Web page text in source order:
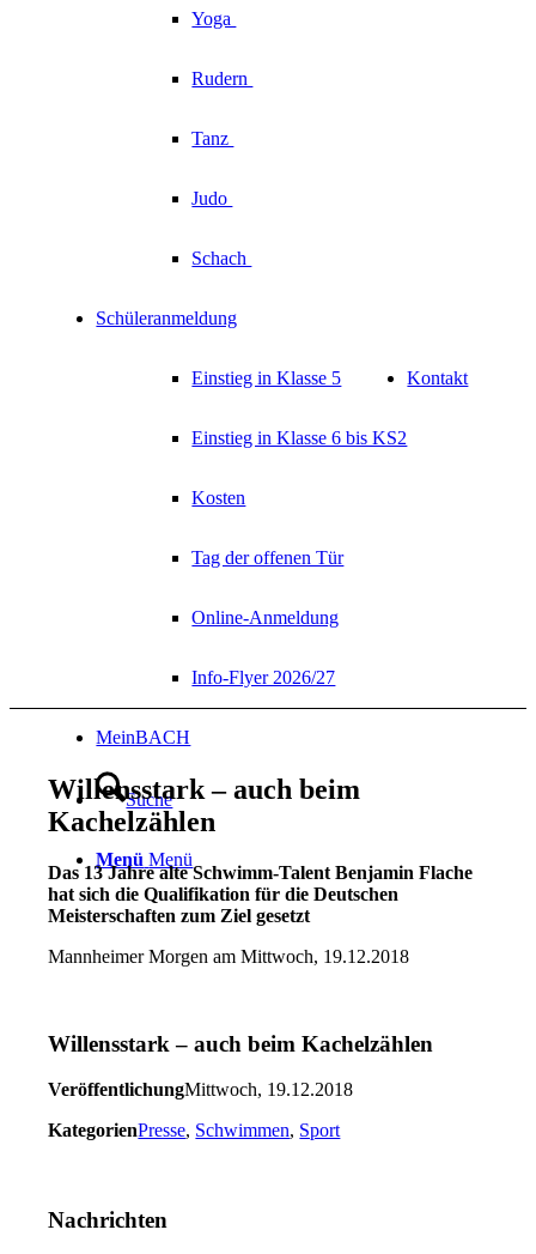
Yoga
Rudern
Tanz
Judo
Schach
Schüleranmeldung
Einstieg in Klasse 5
Einstieg in Klasse 6 bis KS2
Kosten
Tag der offenen Tür
Online-Anmeldung
Info-Flyer 2026/27
Kontakt
MeinBACH
Suche
Menü Menü
Willensstark – auch beim
Kachelzählen
Das 13 Jahre alte Schwimm-Talent Benjamin Flache
hat sich die Qualifikation für die Deutschen
Meisterschaften zum Ziel gesetzt
Mannheimer Morgen am Mittwoch, 19.12.2018
Willensstark – auch beim Kachelzählen
VeröffentlichungMittwoch, 19.12.2018
KategorienPresse, Schwimmen, Sport
Nachrichten